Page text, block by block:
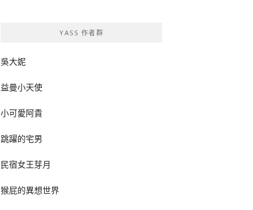
YASS 作者群
吳大妮
益曼小天使
小可愛阿貴
跳躍的宅男
民宿女王芽月
猴屁的異想世界